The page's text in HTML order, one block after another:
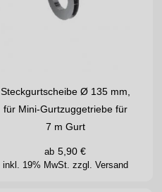
Steckgurtscheibe Ø 135 mm,
für Mini-Gurtzuggetriebe für
7 m Gurt
inkl. 19% MwSt. zzgl. Versand
ab 5,90 €